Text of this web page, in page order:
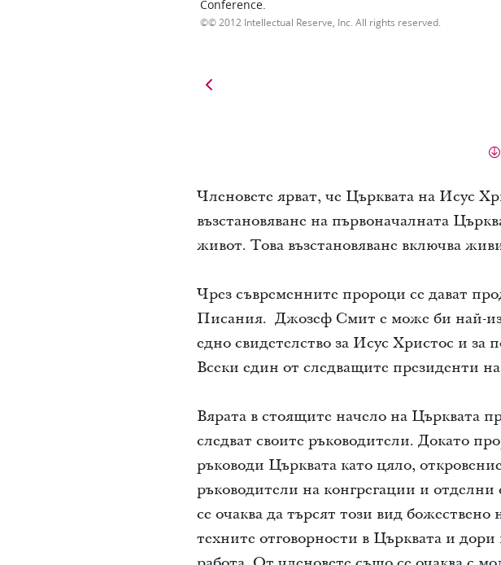
Conference.
© 2012 Intellectual Reserve, Inc. All rights reserved.
Членовете ярват, че Църквата на Исус
възстановяване на първоначалната
живот. Това възстановяване включва
Чрез съвременните пророци се дават
Писания. Джозеф Смит е може би най-
едно свидетелство за Исус Христос и за
Всеки един от следващите президенти
Вярата в стоящите начело на Църквата
следват своите ръководители. Докато
ръководи Църквата като цяло,
ръководители на конгрегации и
се очаква да търсят този вид
техните отговорности в Църквата и